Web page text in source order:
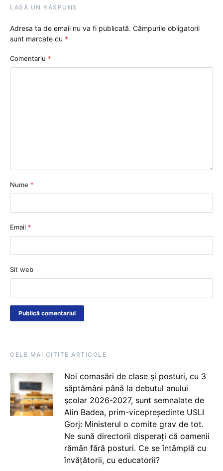
LASĂ UN RĂSPUNS
Adresa ta de email nu va fi publicată. Câmpurile obligatorii
sunt marcate cu *
Comentariu *
Nume *
Email *
Sit web
CELE MAI CITITE ARTICOLE
Noi comasări de clase și posturi, cu 3
săptămâni până la debutul anului
școlar 2026-2027, sunt semnalate de
Alin Badea, prim-vicepreședinte USLI
Gorj: Ministerul o comite grav de tot.
Ne sună directorii disperați că oamenii
rămân fără posturi. Ce se întâmplă cu
învățătorii, cu educatorii?